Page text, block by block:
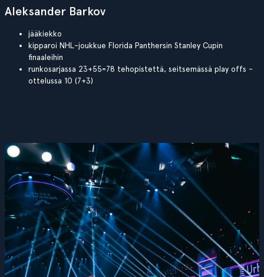
Aleksander Barkov
jääkiekko
kipparoi NHL-joukkue Florida Panthersin Stanley Cupin
finaaleihin
runkosarjassa 23+55=78 tehopistettä, seitsemässä play offs -
ottelussa 10 (7+3)